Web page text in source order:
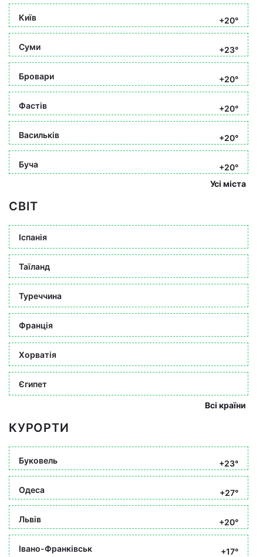
Київ +20°
Суми +23°
Бровари +20°
Фастів +20°
Васильків +20°
Буча
+20°
Усі міста
СВІТ
Іспанія
Таїланд
Туреччина
Франція
Хорватія
Єгипет
Всі країни
КУРОРТИ
Буковель +23°
Одеса +27°
Львів +20°
Івано-Франківськ +17°